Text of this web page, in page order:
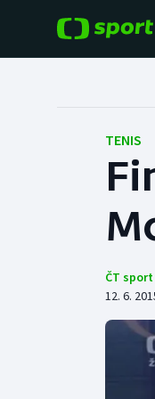
Hokej
Tenis
TENIS
ČT sport
12. 6.